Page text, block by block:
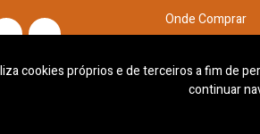
Onde Comprar
cookies próprios e de terceiros a fim de
continuar